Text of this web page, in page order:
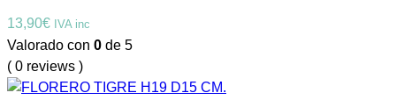
13,90€ IVA inc
Valorado con 0 de 5
( 0 reviews )